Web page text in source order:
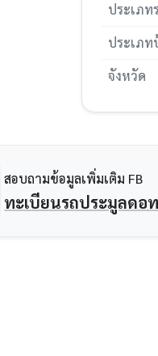
ประเภท
ประเภท
จังหวัด
สอบถามข้อมูลเพิ่มเติม FB
ทะเบียนรถประมูลดอ